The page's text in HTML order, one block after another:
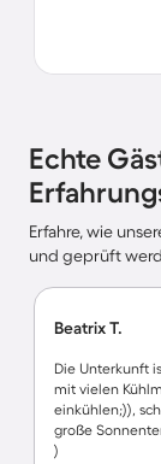
Echte
Erfahre, wie
und geprüft
Beatrix T.
Die Unterkunft
mit vielen
einkühlen;)),
große
)